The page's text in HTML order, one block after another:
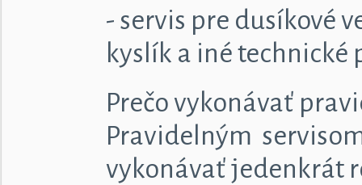
- servis pre dusíkové
kyslík a iné technické
Prečo vykonávať
Pravidelným
vykonávať jedenkrát